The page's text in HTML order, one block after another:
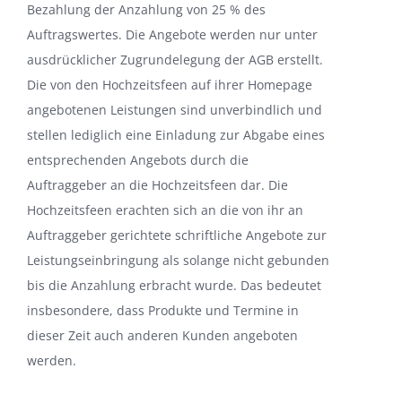
Bezahlung der Anzahlung von 25 % des
Auftragswertes. Die Angebote werden nur unter
ausdrücklicher Zugrundelegung der AGB erstellt.
Die von den Hochzeitsfeen auf ihrer Homepage
angebotenen Leistungen sind unverbindlich und
stellen lediglich eine Einladung zur Abgabe eines
entsprechenden Angebots durch die
Auftraggeber an die Hochzeitsfeen dar. Die
Hochzeitsfeen erachten sich an die von ihr an
Auftraggeber gerichtete schriftliche Angebote zur
Leistungseinbringung als solange nicht gebunden
bis die Anzahlung erbracht wurde. Das bedeutet
insbesondere, dass Produkte und Termine in
dieser Zeit auch anderen Kunden angeboten
werden.